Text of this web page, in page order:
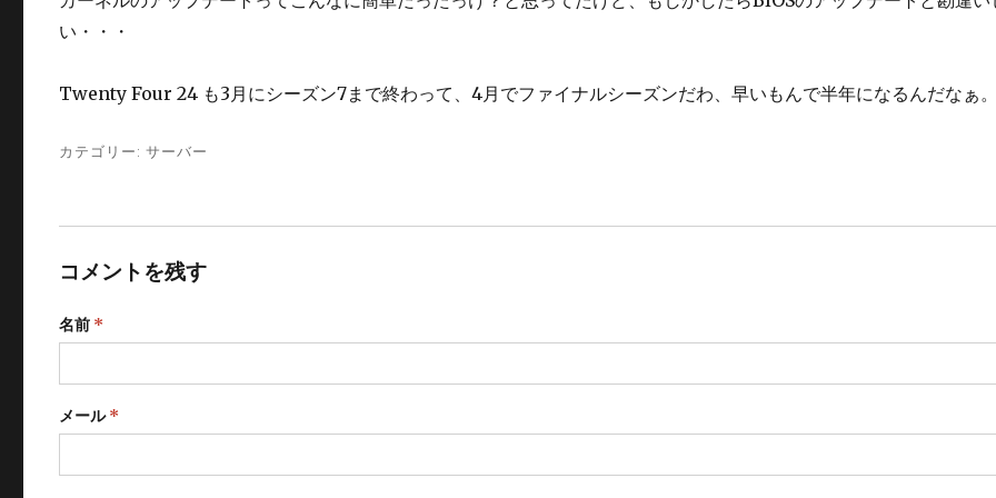
い・・・
Twenty Four 24 も3月にシーズン7まで終わって、4月でファイナルシーズンだわ、早いもんで半年になるんだなぁ
カテゴリー:サーバー
コメントを残す
名前 *
メール*